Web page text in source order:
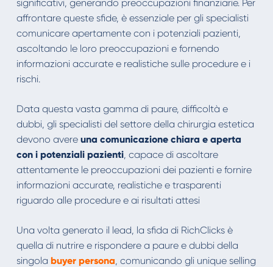
significativi, generando preoccupazioni finanziarie. Per
affrontare queste sfide, è essenziale per gli specialisti
comunicare apertamente con i potenziali pazienti,
ascoltando le loro preoccupazioni e fornendo
informazioni accurate e realistiche sulle procedure e i
rischi.
Data questa vasta gamma di paure, difficoltà e
dubbi, gli specialisti del settore della chirurgia estetica
devono avere una comunicazione chiara e aperta
con i potenziali pazienti, capace di ascoltare
attentamente le preoccupazioni dei pazienti e fornire
informazioni accurate, realistiche e trasparenti
riguardo alle procedure e ai risultati attesi
Una volta generato il lead, la sfida di RichClicks è
quella di nutrire e rispondere a paure e dubbi della
singola buyer persona, comunicando gli unique selling